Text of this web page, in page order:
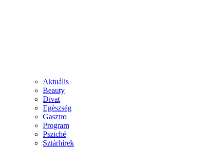
Aktuális
Beauty
Divat
Egészség
Gasztro
Program
Psziché
Sztárhírek